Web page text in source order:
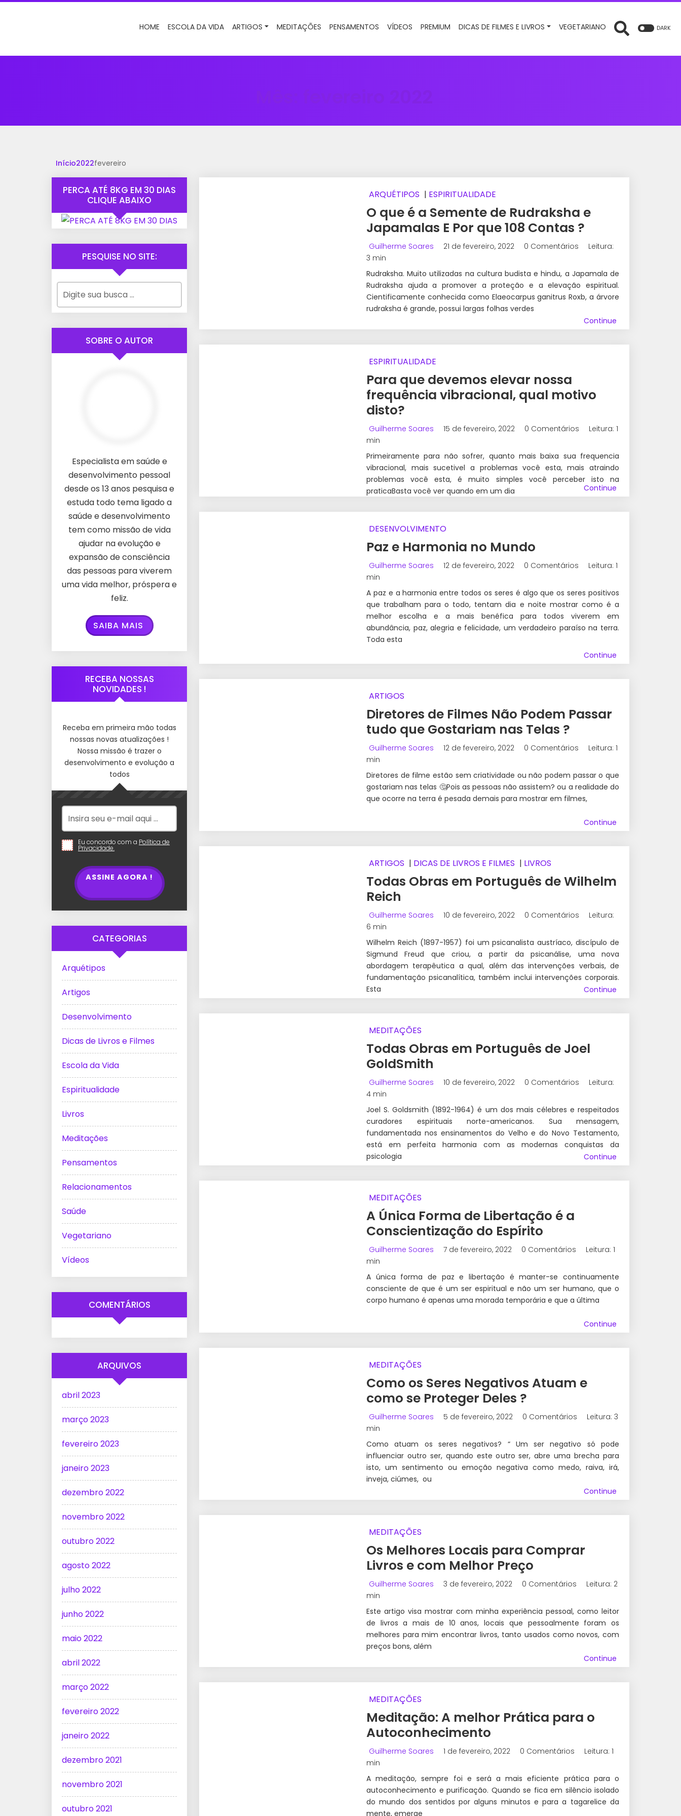
HOME ESCOLA DA VIDA ARTIGOS MEDITAÇÕES PENSAMENTOS VÍDEOS PREMIUM DICAS DE FILMES E LIVROS VEGETARIANO DARK
Início2022fevereiro
ARQUÉTIPOS | ESPIRITUALIDADE
O que é a Semente de Rudraksha e
Japamalas E Por que 108 Contas ?
Guilherme Soares 21 de fevereiro, 2022 0 Comentários
Leitura:
3 min
Rudraksha. Muito utilizadas na cultura budista e hindu, a Japamala de
Rudraksha ajuda a promover a proteção e a elevação espiritual.
Cientificamente conhecida como Elaeocarpus ganitrus Roxb, a árvore
rudraksha é grande, possui largas folhas verdes
Continue
ESPIRITUALIDADE
Para que devemos elevar nossa
frequência vibracional, qual motivo
disto?
Guilherme Soares 15 de fevereiro, 2022 0 Comentários
Leitura: 1
min
Primeiramente para não sofrer, quanto mais baixa sua frequencia
vibracional, mais sucetivel a problemas você esta, mais atraindo
problemas você esta, é muito simples você perceber isto na
praticaBasta você ver quando em um dia
Continue
DESENVOLVIMENTO
Paz e Harmonia no Mundo
Guilherme Soares 12 de fevereiro, 2022 0 Comentários
Leitura: 1
min
A paz e a harmonia entre todos os seres é algo que os seres positivos
que trabalham para o todo, tentam dia e noite mostrar como é a
melhor escolha e a mais benéfica para todos viverem em
abundância, paz, alegria e felicidade, um verdadeiro paraíso na terra.
Toda esta
Continue
ARTIGOS
Diretores de Filmes Não Podem Passar
tudo que Gostariam nas Telas ?
Guilherme Soares 12 de fevereiro, 2022 0 Comentários
Leitura: 1
min
Diretores de filme estão sem criatividade ou não podem passar o que
gostariam nas telas 🤔Pois as pessoas não assistem? ou a realidade do
que ocorre na terra é pesada demais para mostrar em filmes,
Continue
ARTIGOS | DICAS DE LIVROS E FILMES | LIVROS
Todas Obras em Português de Wilhelm
Reich
Guilherme Soares 10 de fevereiro, 2022 0 Comentários
Leitura:
6 min
Wilhelm Reich (1897-1957) foi um psicanalista austríaco, discípulo de
Sigmund Freud que criou, a partir da psicanálise, uma nova
abordagem terapêutica a qual, além das intervenções verbais, de
fundamentação psicanalítica, também inclui intervenções corporais.
Esta
Continue
MEDITAÇÕES
Todas Obras em Português de Joel
GoldSmith
Guilherme Soares 10 de fevereiro, 2022 0 Comentários
Leitura:
4 min
Joel S. Goldsmith (1892-1964) é um dos mais célebres e respeitados
curadores espirituais norte-americanos. Sua mensagem,
fundamentada nos ensinamentos do Velho e do Novo Testamento,
está em perfeita harmonia com as modernas conquistas da
psicologia
Continue
MEDITAÇÕES
A Única Forma de Libertação é a
Conscientização do Espírito
Guilherme Soares 7 de fevereiro, 2022 0 Comentários
Leitura: 1
min
A única forma de paz e libertação é manter-se continuamente
consciente de que é um ser espiritual e não um ser humano, que o
corpo humano é apenas uma morada temporária e que a última
Continue
MEDITAÇÕES
Como os Seres Negativos Atuam e
como se Proteger Deles ?
Guilherme Soares 5 de fevereiro, 2022 0 Comentários
Leitura: 3
min
Como atuam os seres negativos? “ Um ser negativo só pode
influenciar outro ser, quando este outro ser, abre uma brecha para
isto, um sentimento ou emoção negativa como medo, raiva, irá,
inveja, ciúmes, ou
Continue
MEDITAÇÕES
Os Melhores Locais para Comprar
Livros e com Melhor Preço
Guilherme Soares 3 de fevereiro, 2022 0 Comentários
Leitura: 2
min
Este artigo visa mostrar com minha experiência pessoal, como leitor
de livros a mais de 10 anos, locais que pessoalmente foram os
melhores para mim encontrar livros, tanto usados como novos, com
preços bons, além
Continue
MEDITAÇÕES
Meditação: A melhor Prática para o
Autoconhecimento
Guilherme Soares 1 de fevereiro, 2022 0 Comentários
Leitura: 1
min
A meditação, sempre foi e será a mais eficiente prática para o
autoconhecimento e purificação. Quando se fica em silêncio isolado
do mundo dos sentidos por alguns minutos e para a tagarelice da
mente, emerge
PERCA ATÉ 8KG EM 30 DIAS
CLIQUE ABAIXO
PESQUISE NO SITE:
SOBRE O AUTOR
Especialista em saúde e
desenvolvimento pessoal
desde os 13 anos pesquisa e
estuda todo tema ligado a
saúde e desenvolvimento
tem como missão de vida
ajudar na evolução e
expansão de consciência
das pessoas para viverem
uma vida melhor, próspera e
feliz.
SAIBA MAIS
RECEBA NOSSAS
NOVIDADES !
Receba em primeira mão todas
nossas novas atualizações !
Nossa missão é trazer o
desenvolvimento e evolução a
todos
Eu concordo com a Política de
Privacidade.
ASSINE AGORA !
CATEGORIAS
Arquétipos
Artigos
Desenvolvimento
Dicas de Livros e Filmes
Escola da Vida
Espiritualidade
Livros
Meditações
Pensamentos
Relacionamentos
Saúde
Vegetariano
Vídeos
COMENTÁRIOS
ARQUIVOS
abril 2023
março 2023
fevereiro 2023
janeiro 2023
dezembro 2022
novembro 2022
outubro 2022
agosto 2022
julho 2022
junho 2022
maio 2022
abril 2022
março 2022
fevereiro 2022
janeiro 2022
dezembro 2021
novembro 2021
outubro 2021